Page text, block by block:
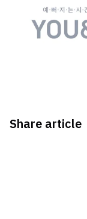
Share article